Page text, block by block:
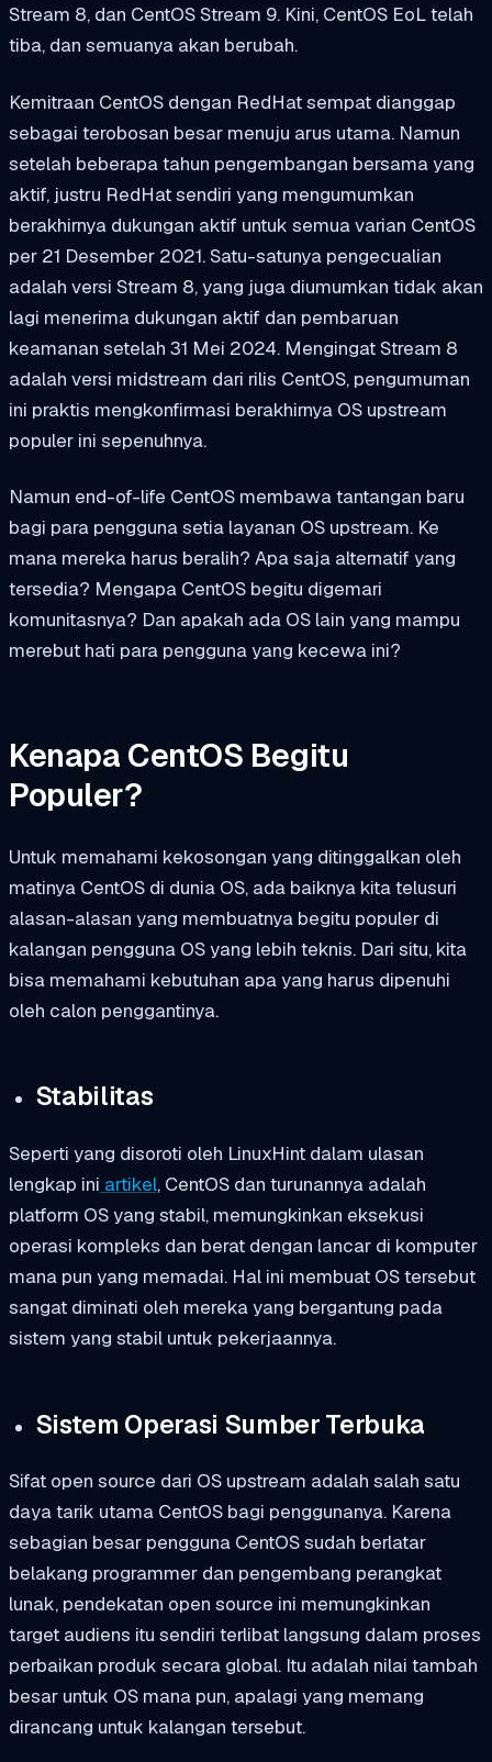
Stream 8, dan CentOS Stream 9. Kini, CentOS EoL telah
tiba, dan semuanya akan berubah.
Kemitraan CentOS dengan RedHat sempat dianggap
sebagai terobosan besar menuju arus utama. Namun
setelah beberapa tahun pengembangan bersama yang
aktif, justru RedHat sendiri yang mengumumkan
berakhirnya dukungan aktif untuk semua varian CentOS
per 21 Desember 2021. Satu-satunya pengecualian
adalah versi Stream 8, yang juga diumumkan tidak akan
lagi menerima dukungan aktif dan pembaruan
keamanan setelah 31 Mei 2024. Mengingat Stream 8
adalah versi midstream dari rilis CentOS, pengumuman
ini praktis mengkonfirmasi berakhirnya OS upstream
populer ini sepenuhnya.
Namun end-of-life CentOS membawa tantangan baru
bagi para pengguna setia layanan OS upstream. Ke
mana mereka harus beralih? Apa saja alternatif yang
tersedia? Mengapa CentOS begitu digemari
komunitasnya? Dan apakah ada OS lain yang mampu
merebut hati para pengguna yang kecewa ini?
Kenapa CentOS Begitu
Populer?
Untuk memahami kekosongan yang ditinggalkan oleh
matinya CentOS di dunia OS, ada baiknya kita telusuri
alasan-alasan yang membuatnya begitu populer di
kalangan pengguna OS yang lebih teknis. Dari situ, kita
bisa memahami kebutuhan apa yang harus dipenuhi
oleh calon penggantinya.
Stabilitas
Seperti yang disoroti oleh LinuxHint dalam ulasan
lengkap ini artikel, CentOS dan turunannya adalah
platform OS yang stabil, memungkinkan eksekusi
operasi kompleks dan berat dengan lancar di komputer
mana pun yang memadai. Hal ini membuat OS tersebut
sangat diminati oleh mereka yang bergantung pada
sistem yang stabil untuk pekerjaannya.
Sistem Operasi Sumber Terbuka
Sifat open source dari OS upstream adalah salah satu
daya tarik utama CentOS bagi penggunanya. Karena
sebagian besar pengguna CentOS sudah berlatar
belakang programmer dan pengembang perangkat
lunak, pendekatan open source ini memungkinkan
target audiens itu sendiri terlibat langsung dalam proses
perbaikan produk secara global. Itu adalah nilai tambah
besar untuk OS mana pun, apalagi yang memang
dirancang untuk kalangan tersebut.